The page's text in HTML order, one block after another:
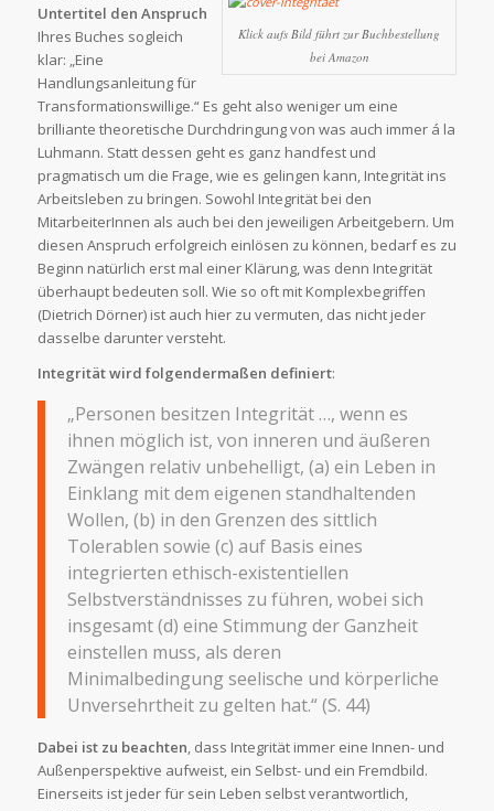
Klick aufs Bild führt zur Buchbestellung
bei Amazon
Untertitel den Anspruch
Ihres Buches sogleich
klar: „Eine
Handlungsanleitung für
Transformationswillige.“ Es geht also weniger um eine
brilliante theoretische Durchdringung von was auch immer á la
Luhmann. Statt dessen geht es ganz handfest und
pragmatisch um die Frage, wie es gelingen kann, Integrität ins
Arbeitsleben zu bringen. Sowohl Integrität bei den
MitarbeiterInnen als auch bei den jeweiligen Arbeitgebern. Um
diesen Anspruch erfolgreich einlösen zu können, bedarf es zu
Beginn natürlich erst mal einer Klärung, was denn Integrität
überhaupt bedeuten soll. Wie so oft mit Komplexbegriffen
(Dietrich Dörner) ist auch hier zu vermuten, das nicht jeder
dasselbe darunter versteht.
Integrität wird folgendermaßen definiert:
„Personen besitzen Integrität …, wenn es
ihnen möglich ist, von inneren und äußeren
Zwängen relativ unbehelligt, (a) ein Leben in
Einklang mit dem eigenen standhaltenden
Wollen, (b) in den Grenzen des sittlich
Tolerablen sowie (c) auf Basis eines
integrierten ethisch-existentiellen
Selbstverständnisses zu führen, wobei sich
insgesamt (d) eine Stimmung der Ganzheit
einstellen muss, als deren
Minimalbedingung seelische und körperliche
Unversehrtheit zu gelten hat.“ (S. 44)
Dabei ist zu beachten, dass Integrität immer eine Innen- und
Außenperspektive aufweist, ein Selbst- und ein Fremdbild.
Einerseits ist jeder für sein Leben selbst verantwortlich,